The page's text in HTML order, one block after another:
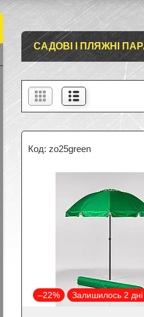
САДОВІ І ПЛЯЖНІ
zo25green
–22% Залишилось 2 дні